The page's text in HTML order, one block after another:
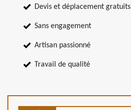
Devis et déplacement gratuits
Sans engagement
Artisan passionné
Travail de qualité